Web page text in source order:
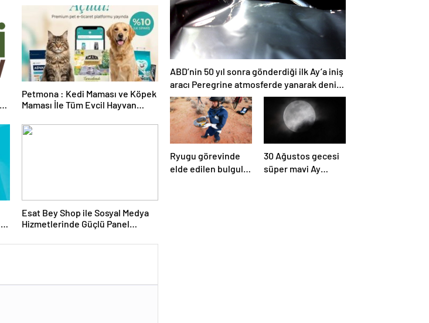
Petmona : Kedi Maması ve Köpek
Maması İle Tüm Evcil Hayvan
Esat Bey Shop ile Sosyal Medya
Hizmetlerinde Güçlü Panel
ABD’nin 50 yıl sonra gönderdiği ilk Ay’a iniş
aracı Peregrine atmosferde yanarak denize
düştü
Ryugu görevinde
elde edilen bulgular
30 Ağustos gecesi
süper mavi Ay